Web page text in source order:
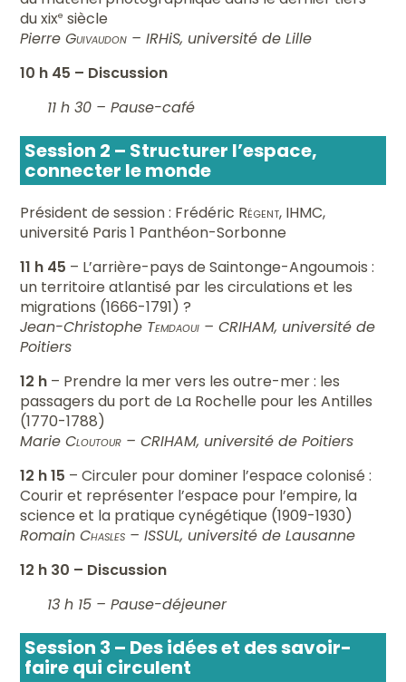
du xixe siècle
PierreGuivaudon – IRHiS, université de Lille
10 h 45 – Discussion
11 h 30 – Pause-café
Session 2 – Structurer l’espace,
connecter le monde
Président de session : Frédéric Régent, IHMC,
université Paris 1 Panthéon-Sorbonne
11 h 45 – L’arrière-pays de Saintonge-Angoumois :
un territoire atlantisé par les circulations et les
migrations (1666-1791) ?
Jean-Christophe Temdaoui – CRIHAM, université de
Poitiers
12 h – Prendre la mer vers les outre-mer : les
passagers du port de La Rochelle pour les Antilles
(1770-1788)
MarieCloutour – CRIHAM, université de Poitiers
12 h 15 – Circuler pour dominer l’espace colonisé :
Courir et représenter l’espace pour l’empire, la
science et la pratique cynégétique (1909-1930)
RomainChasles – ISSUL, université de Lausanne
12 h 30 – Discussion
13 h 15 – Pause-déjeuner
Session 3 – Des idées et des savoir-
faire qui circulent